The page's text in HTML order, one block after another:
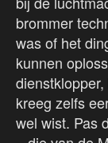
brommer
was of het
kunnen
kreeg zelfs
wel wist. Pas